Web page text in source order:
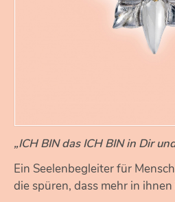
„ICH BIN das ICH BIN in Dir
Ein Seelenbegleiter für
die spüren, dass mehr in ihnen